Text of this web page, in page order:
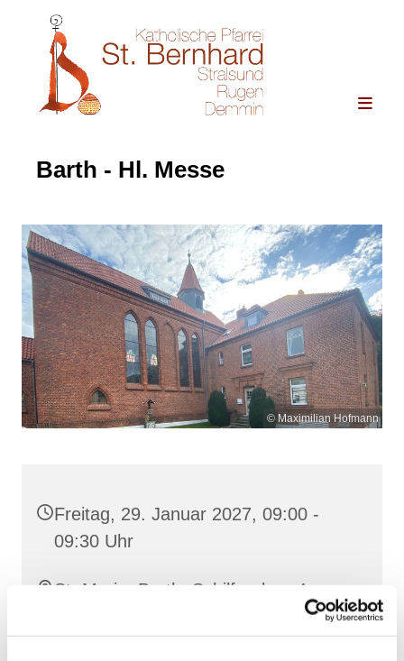
Barth - Hl. Messe
© Maximilian Hofmann
Freitag, 29. Januar 2027, 09:00 -
09:30 Uhr
St. Maria, Barth, Schilfgraben 4,